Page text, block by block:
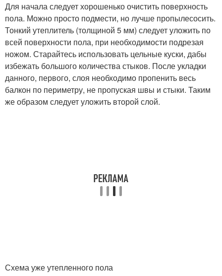
Для начала следует хорошенько очистить поверхность
пола. Можно просто подмести, но лучше пропылесосить.
Тонкий утеплитель (толщиной 5 мм) следует уложить по
всей поверхности пола, при необходимости подрезая
ножом. Старайтесь использовать цельные куски, дабы
избежать большого количества стыков. После укладки
данного, первого, слоя необходимо пропенить весь
балкон по периметру, не пропуская швы и стыки. Таким
же образом следует уложить второй слой.
Схема уже утепленного пола